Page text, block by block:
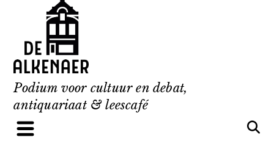
content
Podium voor cultuur en debat,
antiquariaat & leescafé